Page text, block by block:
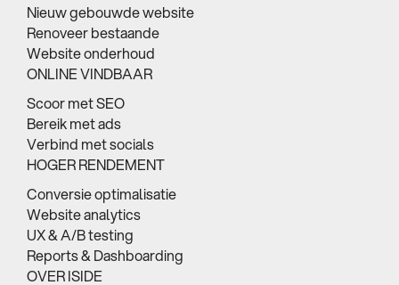
Nieuw gebouwde website
Renoveer bestaande
Website onderhoud
ONLINE VINDBAAR
Scoor met SEO
Bereik met ads
Verbind met socials
HOGER RENDEMENT
Conversie optimalisatie
Website analytics
UX & A/B testing
Reports & Dashboarding
OVER ISIDE